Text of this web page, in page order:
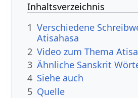
Inhaltsverzeichnis
1 Verschiedene
Atisahasa
2 Video zum Thema
3 Ähnliche Sanskrit
4 Siehe auch
5 Quelle